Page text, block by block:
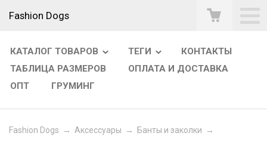
Fashion Dogs
КАТАЛОГ ТОВАРОВ ТЕГИ
КОНТАКТЫ
ТАБЛИЦА РАЗМЕРОВ
ОПЛАТА И ДОСТАВКА
ОПТ
ГРУМИНГ
Fashion Dogs → Аксессуары → Банты и заколки →